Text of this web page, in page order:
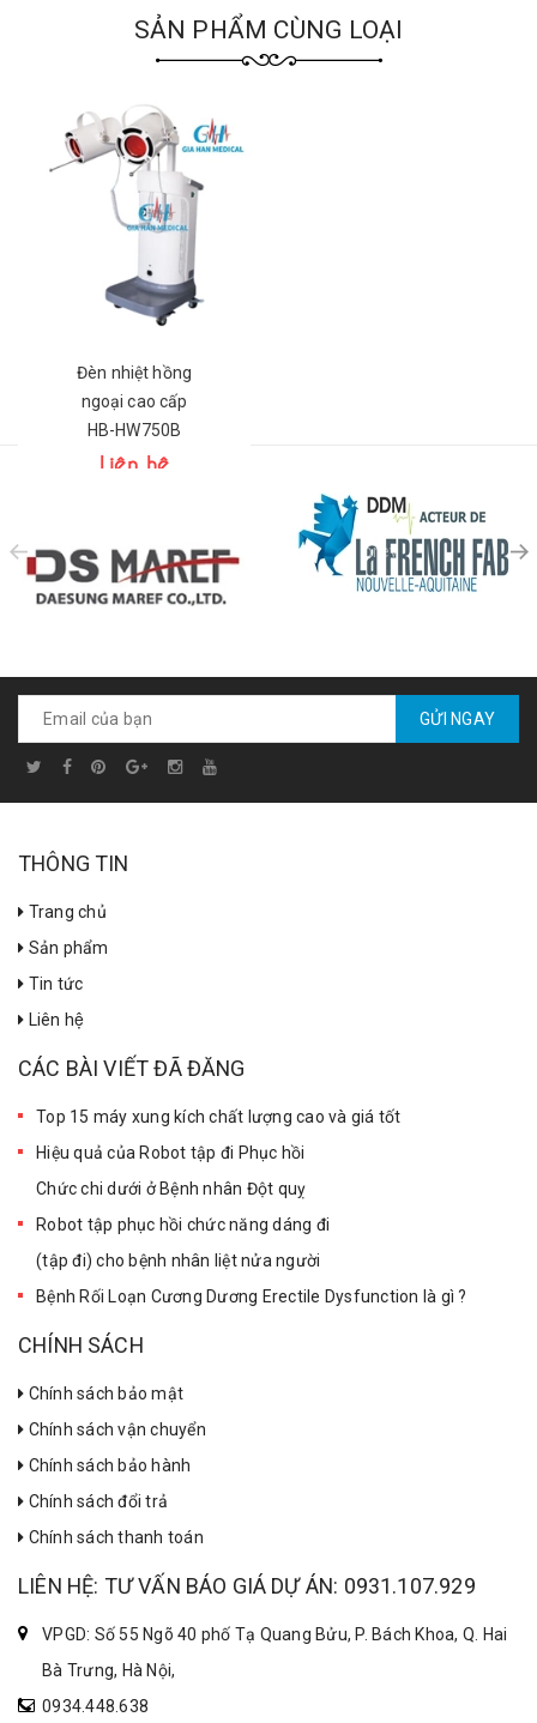
SẢN PHẨM CÙNG LOẠI
Đèn nhiệt hồng
ngoại cao cấp
HB-HW750B
Liên hệ
prev
GỬI NGAY
THÔNG TIN
Trang chủ
Sản phẩm
Tin tức
Liên hệ
CÁC BÀI VIẾT ĐÃ ĐĂNG
Top 15 máy xung kích chất lượng cao và giá tốt
Hiệu quả của Robot tập đi Phục hồi
Chức chi dưới ở Bệnh nhân Đột quỵ
Robot tập phục hồi chức năng dáng đi
(tập đi) cho bệnh nhân liệt nửa người
Bệnh Rối Loạn Cương Dương Erectile Dysfunction là gì ?
CHÍNH SÁCH
Chính sách bảo mật
Chính sách vận chuyển
Chính sách bảo hành
Chính sách đổi trả
Chính sách thanh toán
LIÊN HỆ: TƯ VẤN BÁO GIÁ DỰ ÁN: 0931.107.929
VPGD: Số 55 Ngõ 40 phố Tạ Quang Bửu, P. Bách Khoa, Q. Hai
Bà Trưng, Hà Nội,
0934.448.638